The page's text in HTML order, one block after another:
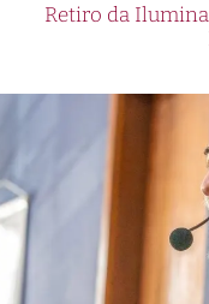
Retiro da